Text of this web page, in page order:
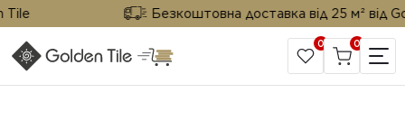
Безкоштовна доставка від 25 м² від
САЙТ КОМПАНІЇ
0 0